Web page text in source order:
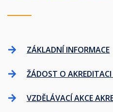
ZÁKLADNÍ INFORMACE
ŽÁDOST O
VZDĚLÁVACÍ AKCE